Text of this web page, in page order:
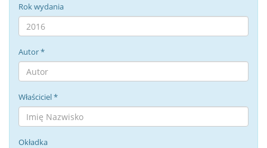
Rok wydania
Autor*
Właściciel*
Okładka